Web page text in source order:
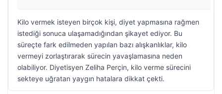
Kilo vermek isteyen birçok kişi, diyet yapmasına rağmen
istediği sonuca ulaşamadığından şikayet ediyor. Bu
süreçte fark edilmeden yapılan bazı alışkanlıklar, kilo
vermeyi zorlaştırarak sürecin yavaşlamasına neden
olabiliyor. Diyetisyen Zeliha Perçin, kilo verme sürecini
sekteye uğratan yaygın hatalara dikkat çekti.